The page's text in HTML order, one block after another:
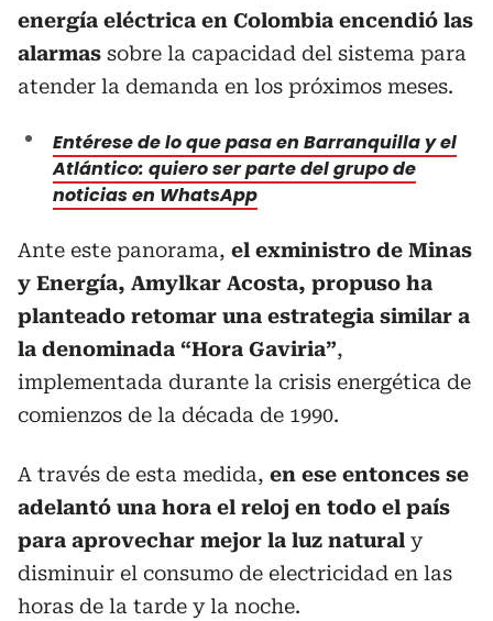
energía eléctrica en Colombia encendió las
alarmas sobre la capacidad del sistema para
atender la demanda en los próximos meses.
Entérese de lo que pasa en Barranquilla y el
Atlántico: quiero ser parte del grupo de
noticias en WhatsApp
Ante este panorama, el exministro de Minas
y Energía, Amylkar Acosta, propuso ha
planteado retomar una estrategia similar a
la denominada “Hora Gaviria”,
implementada durante la crisis energética de
comienzos de la década de 1990.
A través de esta medida, en ese entonces se
adelantó una hora el reloj en todo el país
para aprovechar mejor la luz natural y
disminuir el consumo de electricidad en las
horas de la tarde y la noche.